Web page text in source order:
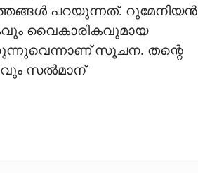
പറയുന്നത്. റുമേനിയന്‍
വൈകാരികവുമായ
സൂചന. തന്റെ
സല്‍മാന്